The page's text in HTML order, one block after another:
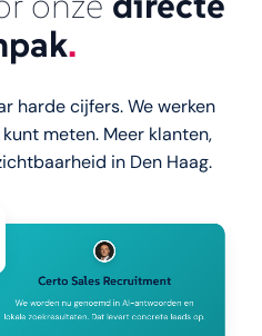
.
harde cijfers. We werken
meten. Meer klanten,
in Den Haag.
Certo Sales Recruitment
We worden nu genoemd in AI-antwoorden en
lokale zoekresultaten. Dat levert concrete leads op.
4.9